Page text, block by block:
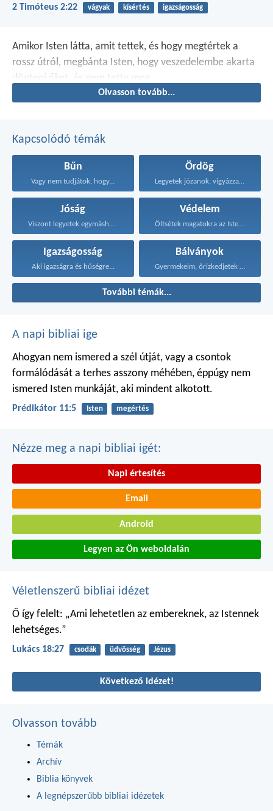
2 Timóteus 2:22 vágyak kísértés igazságosság
Amikor Isten látta, amit tettek, és hogy megtértek a
rossz útról, megbánta Isten, hogy veszedelembe akarta
dönteni őket, és nem tette meg.
Olvasson tovább...
Kapcsolódó témák
Bűn
Vagy nem tudjátok, hogy...
Ördög
Legyetek józanok, vigyázzatok, mert...
Jóság
Viszont legyetek egymáshoz jóságosak...
Védelem
Öltsétek magatokra az Isten...
Igazságosság
Aki igazságra és hűségre...
Bálványok
Gyermekeim, őrizkedjetek a bálványoktól!...
További témák...
A napi bibliai ige
Ahogyan nem ismered a szél útját, vagy a csontok
formálódását a terhes asszony méhében, éppúgy nem
ismered Isten munkáját, aki mindent alkotott.
Prédikátor 11:5 Isten megértés
Nézze meg a napi bibliai igét:
Napi értesítés
Email
Android
Legyen az Ön weboldalán
Véletlenszerű bibliai idézet
Ő így felelt: „Ami lehetetlen az embereknek, az Istennek
lehetséges.”
Lukács 18:27 csodák üdvösség Jézus
Következő idézet!
Olvasson tovább
Témák
Archív
Biblia könyvek
A legnépszerűbb bibliai idézetek